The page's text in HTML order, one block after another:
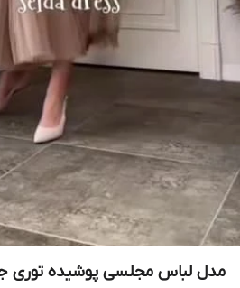
مدل لباس مجلسی پوشیده توری جدید